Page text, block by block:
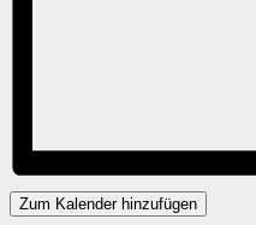
Zum Kalender hinzufügen